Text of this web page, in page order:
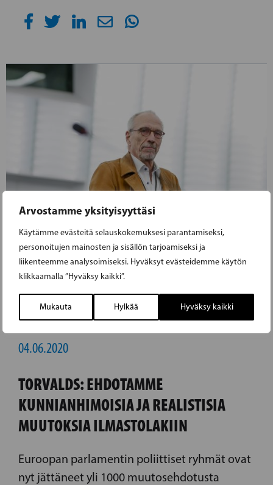
Arvostamme yksityisyyttäsi
Käytämme evästeitä selauskokemuksesi parantamiseksi,
personoitujen mainosten ja sisällön tarjoamiseksi ja
liikenteemme analysoimiseksi. Hyväksyt evästeidemme käytön
klikkaamalla ”Hyväksy kaikki”.
Mukauta Hylkää Hyväksy kaikki
04.06.2020
TORVALDS: EHDOTAMME
KUNNIANHIMOISIA JA REALISTISIA
MUUTOKSIA ILMASTOLAKIIN
Euroopan parlamentin poliittiset ryhmät ovat
nyt jättäneet yli 1000 muutosehdotusta